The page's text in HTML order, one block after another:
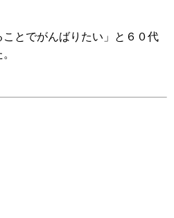
とでがんばりたい」と６０代